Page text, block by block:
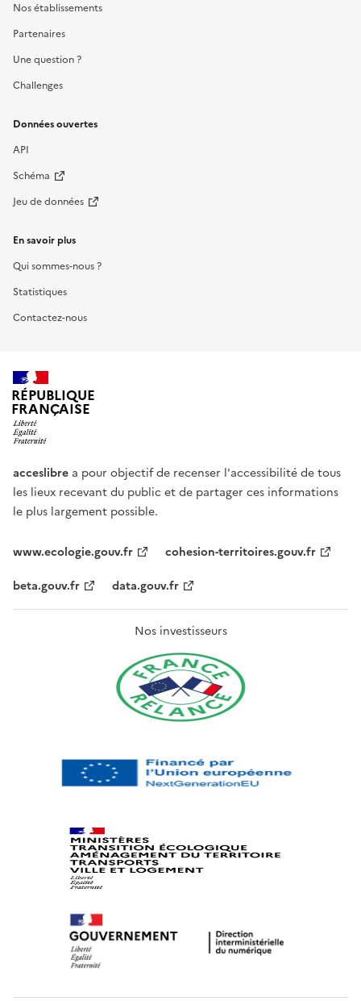
Nos établissements
Partenaires
Une question ?
Challenges
Données ouvertes
API
Schéma
Jeu de données
En savoir plus
Qui sommes-nous ?
Statistiques
Contactez-nous
RÉPUBLIQUE
FRANÇAISE
acceslibre a pour objectif de recenser l'accessibilité de tous
les lieux recevant du public et de partager ces informations
le plus largement possible.
www.ecologie.gouv.fr
cohesion-territoires.gouv.fr
beta.gouv.fr
data.gouv.fr
Nos investisseurs